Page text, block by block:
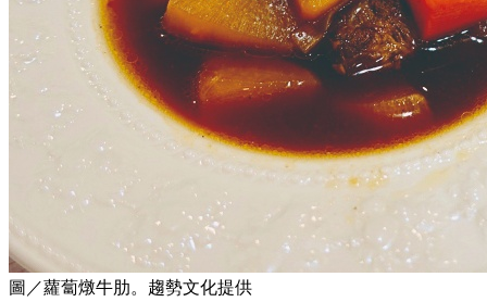
圖／蘿蔔燉牛肋。趨勢文化提供